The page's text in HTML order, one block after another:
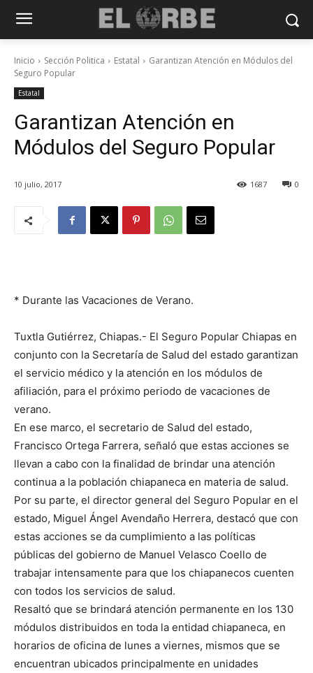
Inicio Sección Politica Estatal
Garantizan Atención en Módulos del
Seguro Popular
Estatal
Garantizan Atención en
Módulos del Seguro Popular
10 julio, 2017 0
1687
* Durante las Vacaciones de Verano.
Tuxtla Gutiérrez, Chiapas.- El Seguro Popular Chiapas en
conjunto con la Secretaría de Salud del estado garantizan
el servicio médico y la atención en los módulos de
afiliación, para el próximo periodo de vacaciones de
verano.
En ese marco, el secretario de Salud del estado,
Francisco Ortega Farrera, señaló que estas acciones se
llevan a cabo con la finalidad de brindar una atención
continua a la población chiapaneca en materia de salud.
Por su parte, el director general del Seguro Popular en el
estado, Miguel Ángel Avendaño Herrera, destacó que con
estas acciones se da cumplimiento a las políticas
públicas del gobierno de Manuel Velasco Coello de
trabajar intensamente para que los chiapanecos cuenten
con todos los servicios de salud.
Resaltó que se brindará atención permanente en los 130
módulos distribuidos en toda la entidad chiapaneca, en
horarios de oficina de lunes a viernes, mismos que se
encuentran ubicados principalmente en unidades